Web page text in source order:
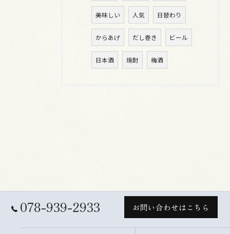
美味しい 人気 日替わり
からあげ だし巻き ビール
日本酒 焼酎 梅酒
078-939-2933 お問い合わせはこちら